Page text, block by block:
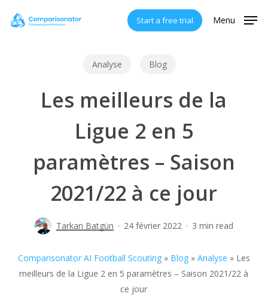
Start a free trial Menu
Analyse Blog
Les meilleurs de la
Ligue 2 en 5
paramètres – Saison
2021/22 à ce jour
Tarkan Batgün 24 février 2022 3 min read
Comparisonator AI Football Scouting» Blog» Analyse » Les
meilleurs de la Ligue 2 en 5 paramètres – Saison 2021/22 à
ce jour